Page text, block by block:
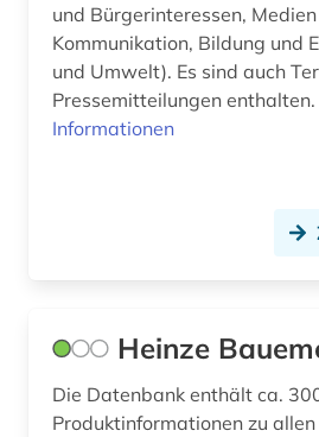
astm methoden (1)
astrologie (1)
astronautik (1)
asylbewerber (1)
asylrecht (4)
und Bürgerinteressen,
Kommunikation, Bildung und
und Umwelt). Es sind auch
Pressemitteilungen enthalten.
Informationen
Heinze
Die Datenbank enthält ca.
Produktinformationen zu